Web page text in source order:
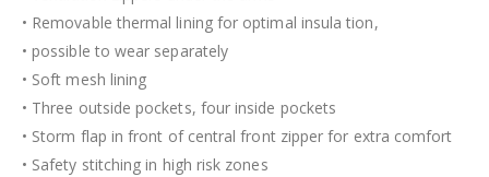
• Removable thermal lining for optimal insula tion,
• possible to wear separately
• Soft mesh lining
• Three outside pockets, four inside pockets
• Storm flap in front of central front zipper for extra comfort
• Safety stitching in high risk zones